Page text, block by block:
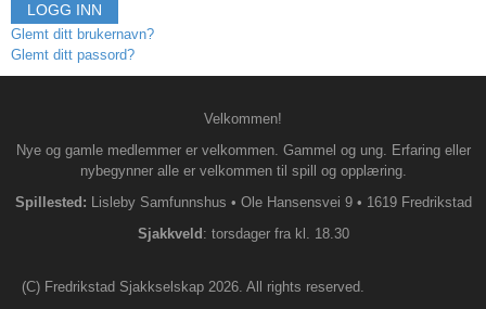
LOGG INN
Glemt ditt brukernavn?
Glemt ditt passord?
Velkommen!
Nye og gamle medlemmer er velkommen. Gammel og ung. Erfaring eller
nybegynner alle er velkommen til spill og opplæring.
Spillested: Lisleby Samfunnshus • Ole Hansensvei 9 • 1619 Fredrikstad
Sjakkveld : torsdager fra kl. 18.30
(C) Fredrikstad Sjakkselskap 2026. All rights reserved.